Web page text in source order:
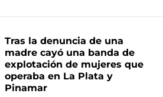
Tras la denuncia de una
madre cayó una banda de
explotación de mujeres que
operaba en La Plata y
Pinamar